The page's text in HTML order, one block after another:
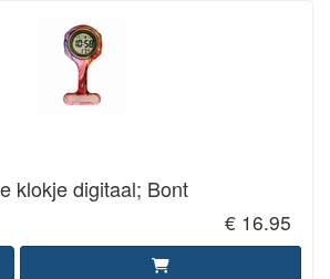
klokje digitaal; Bont
€ 16.95